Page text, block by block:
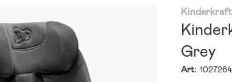
Kinderkraft
Grey
Art: